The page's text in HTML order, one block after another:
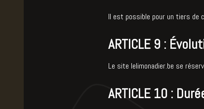
Il est possible pour un tiers de
ARTICLE 9 :
Le site lelimonadier.be se
ARTICLE 10 :